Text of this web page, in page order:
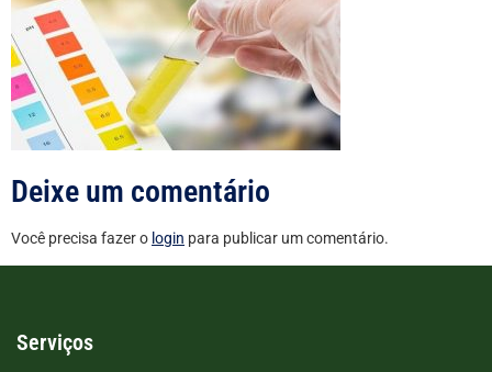
Deixe um comentário
Você precisa fazer o login para publicar um comentário.
Serviços